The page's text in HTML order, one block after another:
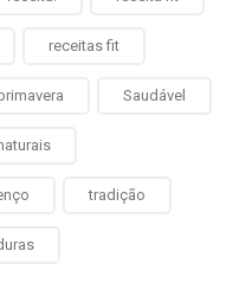
receitas fit
Saudável
tradição